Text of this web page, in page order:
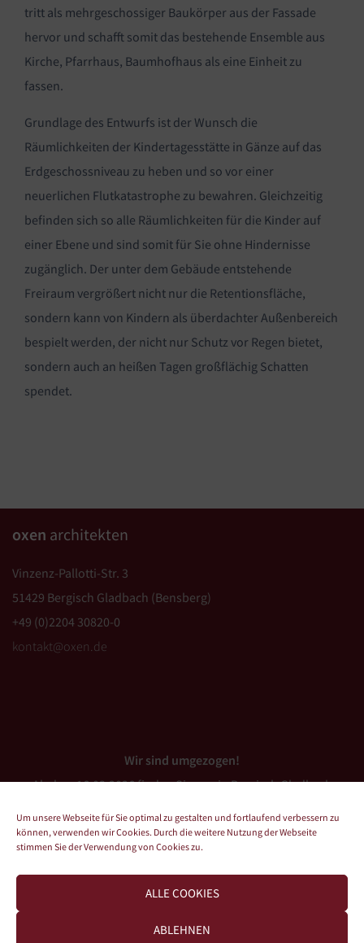
Um unsere Webseite für Sie optimal zu gestalten und fortlaufend verbessern zu
können, verwenden wir Cookies. Durch die weitere Nutzung der Webseite
stimmen Sie der Verwendung von Cookies zu.
ALLE COOKIES
ABLEHNEN
tritt als mehrgeschossiger Baukörper aus der Fassade
hervor und schafft somit das bestehende Ensemble aus
Kirche, Pfarrhaus, Baumhofhaus als eine Einheit zu
fassen.
Grundlage des Entwurfs ist der Wunsch die
Räumlichkeiten der Kindertagesstätte in Gänze auf das
Erdgeschossniveau zu heben und so vor einer
neuerlichen Flutkatastrophe zu bewahren. Gleichzeitig
befinden sich so alle Räumlichkeiten für die Kinder auf
einer Ebene und sind somit für Sie ohne Hindernisse
zugänglich. Der unter dem Gebäude entstehende
Freiraum vergrößert nicht nur die Retentionsfläche,
sondern kann von Kindern als überdachter Außenbereich
bespielt werden, der nicht nur Schutz vor Regen bietet,
sondern auch an heißen Tagen großflächig Schatten
spendet.
oxen architekten
Vinzenz-Pallotti-Str. 3
51429 Bergisch Gladbach (Bensberg)
+49 (0)2204 30820-0
kontakt@oxen.de
Wir sind umgezogen!
Ab dem 16.03.2026 finden Sie uns in Bergisch Gladbach